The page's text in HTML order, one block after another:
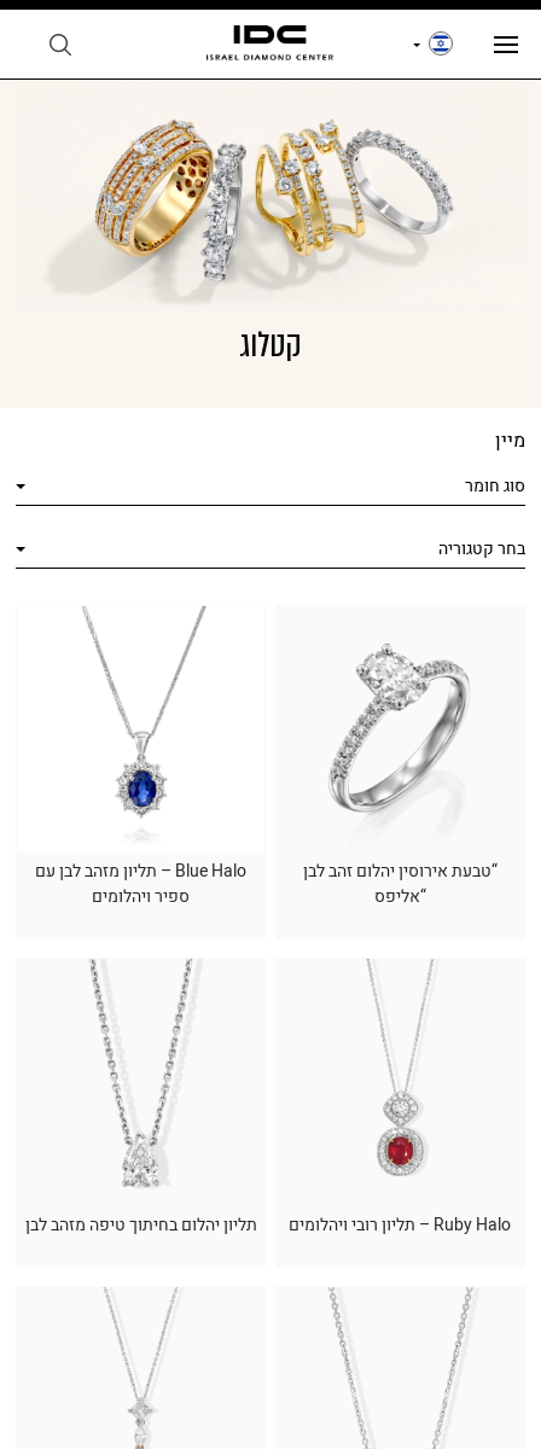
קטלוג
מיין
סוג חומר
בחר קטגוריה
“טבעת אירוסין יהלום זהב לבן
“אליפס
Blue Halo – תליון מזהב לבן עם
ספיר ויהלומים
Ruby Halo – תליון רובי ויהלומים תליון יהלום בחיתוך טיפה מזהב לבן